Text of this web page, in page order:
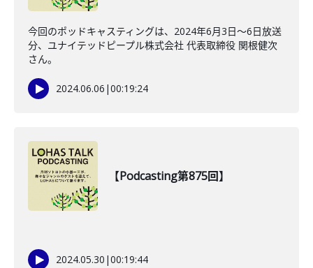
今回のポッドキャスティングは、2024年6月3日〜6日放送
分、ユナイテッドピープル株式会社 代表取締役 関根健次
さん。
2024.06.06 |00:19:24
【Podcasting第875回】
2024.05.30 |00:19:44